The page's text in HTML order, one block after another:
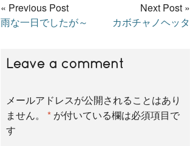
c
e
b
i
t
t
n
« Previous Post
雨な一日でしたが～
Next Post »
カボチャノヘッタ
Leave a comment
メールアドレスが公開されることはあり
ません。
* が付いている欄は必須項目で
す